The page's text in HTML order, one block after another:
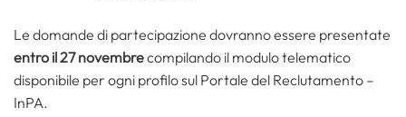
Le domande di partecipazione dovranno essere presentate
entro il 27 novembrecompilando il modulo telematico
disponibile per ogni profilo sul Portale del Reclutamento –
InPA.